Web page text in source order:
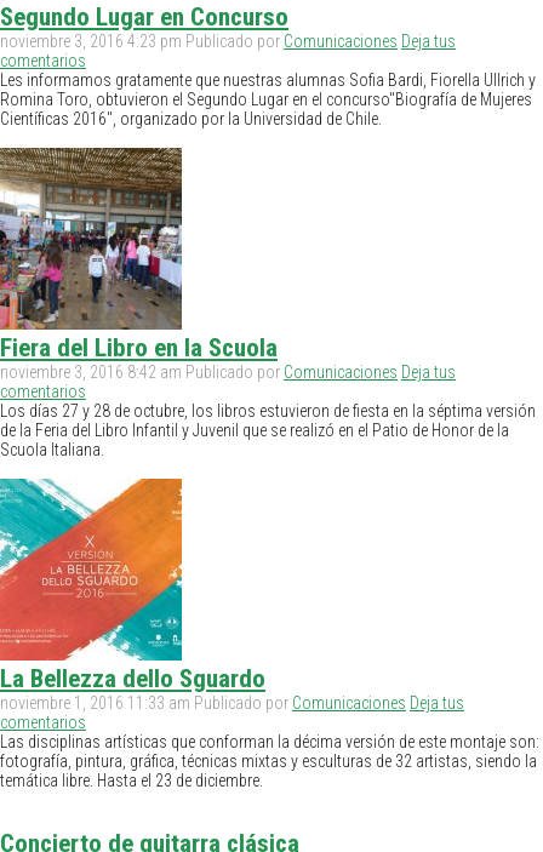
Segundo Lugar en Concurso
noviembre 3, 2016 4:23 pm Publicado por Comunicaciones Deja tus
comentarios
Les informamos gratamente que nuestras alumnas Sofia Bardi, Fiorella Ullrich y
Romina Toro, obtuvieron el Segundo Lugar en el concurso"Biografía de Mujeres
Científicas 2016", organizado por la Universidad de Chile.
Fiera del Libro en la Scuola
noviembre 3, 2016 8:42 am Publicado por Comunicaciones Deja tus
comentarios
Los días 27 y 28 de octubre, los libros estuvieron de fiesta en la séptima versión
de la Feria del Libro Infantil y Juvenil que se realizó en el Patio de Honor de la
Scuola Italiana.
La Bellezza dello Sguardo
noviembre 1, 2016 11:33 am Publicado por Comunicaciones Deja tus
comentarios
Las disciplinas artísticas que conforman la décima versión de este montaje son:
fotografía, pintura, gráfica, técnicas mixtas y esculturas de 32 artistas, siendo la
temática libre. Hasta el 23 de diciembre.
Concierto de guitarra clásica